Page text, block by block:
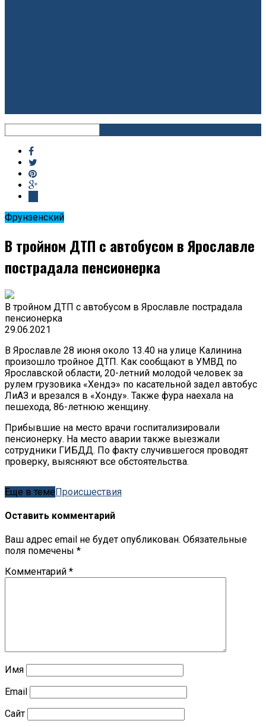
Фрунзенский
В тройном ДТП с автобусом в Ярославле
пострадала пенсионерка
В тройном ДТП с автобусом в Ярославле пострадала
пенсионерка
29.06.2021
В Ярославле 28 июня около 13.40 на улице Калинина
произошло тройное ДТП. Как сообщают в УМВД по
Ярославской области, 20-летний молодой человек за
рулем грузовика «Хендэ» по касательной задел автобус
ЛиАЗ и врезался в «Хонду». Также фура наехала на
пешехода, 86-летнюю женщину.
Прибывшие на место врачи госпитализировали
пенсионерку. На место аварии также выезжали
сотрудники ГИБДД. По факту случившегося проводят
проверку, выясняют все обстоятельства.
Еще в темеПроисшествия
Оставить комментарий
Ваш адрес email не будет опубликован. Обязательные
поля помечены *
Комментарий *
Имя
Email
Сайт